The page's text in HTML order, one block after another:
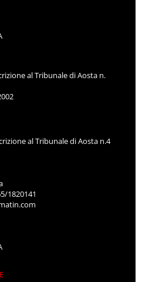
al Tribunale di Aosta n.
al Tribunale di Aosta n.4
1820141